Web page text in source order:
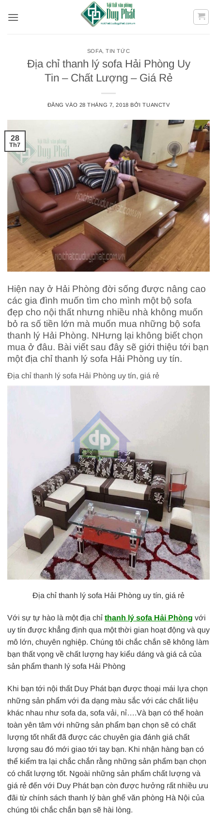
qua
SOFA,TIN TỨC
Địa chỉ thanh lý sofa Hải Phòng Uy
Tin – Chất Lượng – Giá Rẻ
ĐĂNG VÀO 28 THÁNG 7, 2018 BỞITUANCTV
28
Th7
Hiện nay ở Hải Phòng đời sống được nâng cao
các gia đình muốn tìm cho mình một bộ sofa
đẹp cho nội thất nhưng nhiều nhà không muốn
bỏ ra số tiền lớn mà muốn mua những bộ sofa
thanh lý Hải Phòng. NHưng lại không biết chọn
mua ở đâu. Bài viết sau đây sẽ giới thiệu tới bạn
một địa chỉ thanh lý sofa Hải Phòng uy tín.
Địa chỉ thanh lý sofa Hải Phòng uy tín, giá rẻ
Địa chỉ thanh lý sofa Hải Phòng uy tín, giá rẻ
Với sự tự hào là một địa chỉ thanh lý sofa Hải Phòng với
uy tín được khẳng định qua một thời gian hoạt động và quy
mô lớn, chuyên nghiệp. Chúng tôi chắc chắn sẽ không làm
bạn thất vọng về chất lượng hay kiểu dáng và giá cả của
sản phẩm thanh lý sofa Hải Phòng
Khi bạn tới nội thất Duy Phát bạn được thoại mái lựa chọn
những sản phẩm với đa dạng màu sắc với các chất liệu
khác nhau như sofa da, sofa vải, nỉ….Và bạn có thể hoàn
toàn yên tâm với những sản phẩm bạn chọn sẽ có chất
lượng tốt nhất đã được các chuyên gia đánh giá chất
lượng sau đó mới giao tới tay bạn. Khi nhận hàng bạn có
thể kiểm tra lại chắc chắn rằng những sản phẩm bạn chọn
có chất lượng tốt. Ngoài những sản phẩm chất lượng và
giá rẻ đến với Duy Phát bạn còn được hưởng rất nhiều ưu
đãi từ chính sách thanh lý bàn ghế văn phòng Hà Nội của
chúng tôi chắc chắn bạn sẽ hài lòng.